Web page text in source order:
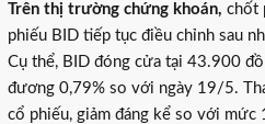
Trên thị trường chứng khoán, chốt
phiếu BID tiếp tục điều chỉnh sau
Cụ thể, BID đóng cửa tại 43.900
đương 0,79% so với ngày 19/5.
cổ phiếu, giảm đáng kể so với